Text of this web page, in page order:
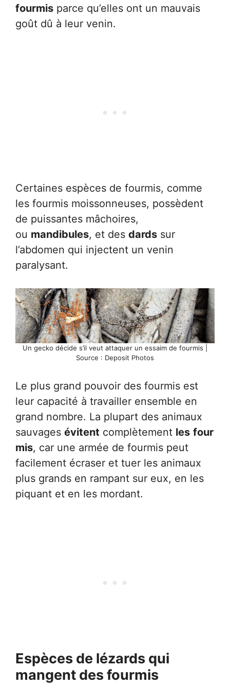
fourmis parce qu’elles ont un mauvais
goût dû à leur venin.
Certaines espèces de fourmis, comme
les fourmis moissonneuses, possèdent
de puissantes mâchoires,
ou mandibules, et des dards sur
l’abdomen qui injectent un venin
paralysant.
Un gecko décide s’il veut attaquer un essaim de fourmis |
Source : Deposit Photos
Le plus grand pouvoir des fourmis est
leur capacité à travailler ensemble en
grand nombre. La plupart des animaux
sauvages évitent complètement les four
mis, car une armée de fourmis peut
facilement écraser et tuer les animaux
plus grands en rampant sur eux, en les
piquant et en les mordant.
Espèces de lézards qui
mangent des fourmis